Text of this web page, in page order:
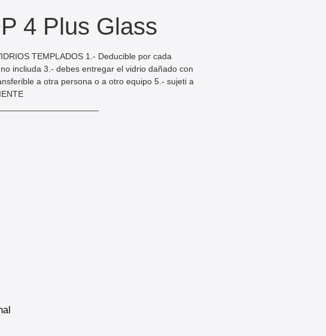
4 Plus Glass
TEMPLADOS 1.- Deducible por cada
incliuda 3.- debes entregar el vidrio dañado con
a otra persona o a otro equipo 5.- sujeti a